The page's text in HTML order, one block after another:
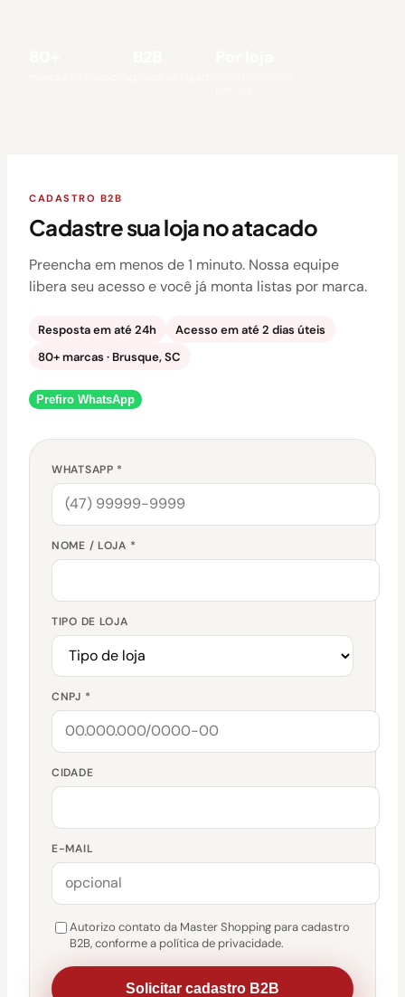
CADASTRO B2B
Cadastre sua loja no atacado
Preencha em menos de 1 minuto. Nossa equipe
libera seu acesso e você já monta listas por marca.
Resposta em até 24h
Acesso em até 2 dias úteis
80+ marcas · Brusque, SC
Prefiro WhatsApp
WHATSAPP *
NOME / LOJA *
TIPO DE LOJA
CNPJ *
CIDADE
E-MAIL
Autorizo contato da Master Shopping para cadastro
B2B, conforme a política de privacidade.
Solicitar cadastro B2B